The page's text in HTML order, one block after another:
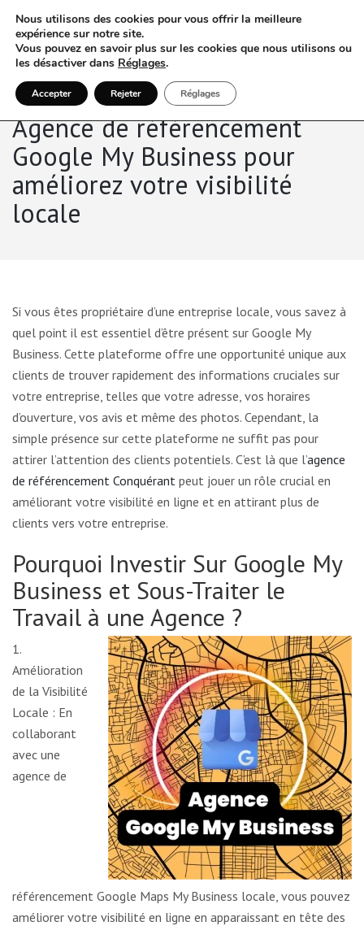
Agence de référencement
Google My Business pour
améliorez votre visibilité
locale
Si vous êtes propriétaire d’une entreprise locale, vous savez à
quel point il est essentiel d’être présent sur Google My
Business. Cette plateforme offre une opportunité unique aux
clients de trouver rapidement des informations cruciales sur
votre entreprise, telles que votre adresse, vos horaires
d’ouverture, vos avis et même des photos. Cependant, la
simple présence sur cette plateforme ne suffit pas pour
attirer l’attention des clients potentiels. C’est là que l’agence
de référencement Conquérant peut jouer un rôle crucial en
améliorant votre visibilité en ligne et en attirant plus de
clients vers votre entreprise.
Pourquoi Investir Sur Google My
Business et Sous-Traiter le
Travail à une Agence ?
1.
Amélioration
de la Visibilité
Locale : En
collaborant
avec une
agence de
référencement Google Maps My Business locale, vous pouvez
améliorer votre visibilité en ligne en apparaissant en tête des
Nous utilisons des cookies pour vous offrir la meilleure
expérience sur notre site.
Vous pouvez en savoir plus sur les cookies que nous utilisons ou
les désactiver dans Réglages.
Accepter Rejeter Réglages